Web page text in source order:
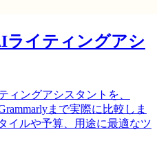
ライティングアシ
ィングアシスタントを、
まで実際に比較しま
イルや予算、用途に最適なツ